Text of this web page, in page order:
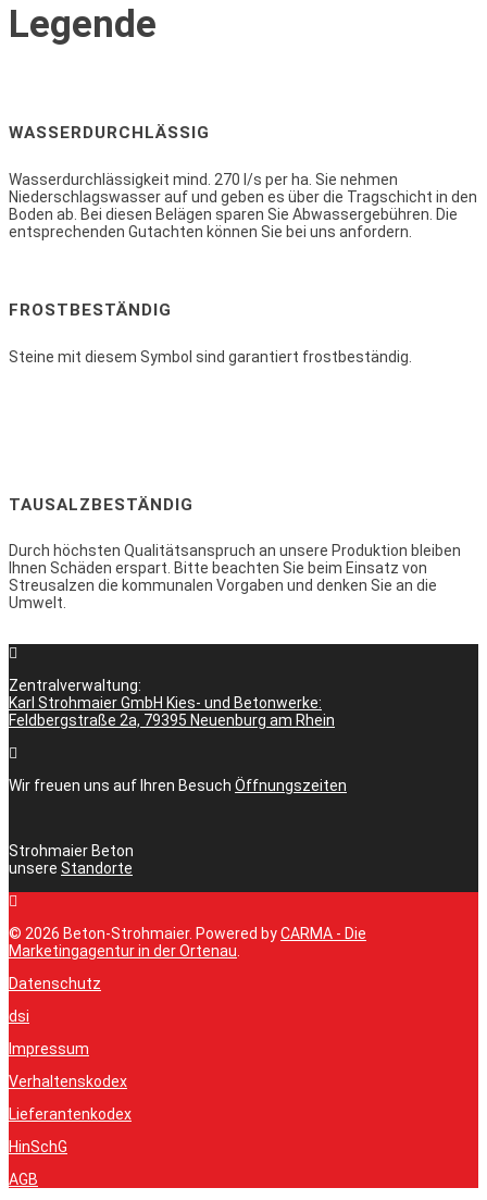
Legende
WASSERDURCHLÄSSIG
Wasserdurchlässigkeit mind. 270 l/s per ha. Sie nehmen
Niederschlagswasser auf und geben es über die Tragschicht in den
Boden ab. Bei diesen Belägen sparen Sie Abwassergebühren. Die
entsprechenden Gutachten können Sie bei uns anfordern.
FROSTBESTÄNDIG
Steine mit diesem Symbol sind garantiert frostbeständig.
TAUSALZBESTÄNDIG
Durch höchsten Qualitätsanspruch an unsere Produktion bleiben
Ihnen Schäden erspart. Bitte beachten Sie beim Einsatz von
Streusalzen die kommunalen Vorgaben und denken Sie an die
Umwelt.
Zentralverwaltung:
Karl Strohmaier GmbH Kies- und Betonwerke:
Feldbergstraße 2a, 79395 Neuenburg am Rhein
Wir freuen uns auf Ihren Besuch Öffnungszeiten
Strohmaier Beton
unsere Standorte
© 2026 Beton-Strohmaier. Powered byCARMA - Die
Marketingagentur in der Ortenau.
Datenschutz
dsi
Impressum
Verhaltenskodex
Lieferantenkodex
HinSchG
AGB